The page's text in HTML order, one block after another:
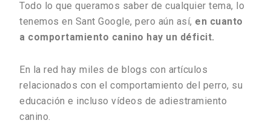
Todo lo que queramos saber de cualquier tema, lo
tenemos en Sant Google, pero aún así, en cuanto
a comportamiento canino hay un déficit.
En la red hay miles de blogs con artículos
relacionados con el comportamiento del perro, su
educación e incluso vídeos de adiestramiento
canino.